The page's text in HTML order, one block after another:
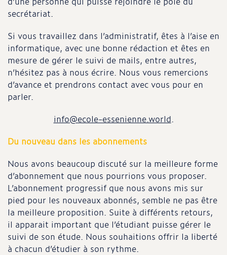
secrétariat.
Si vous travaillez dans l’administratif, êtes à l’aise en
informatique, avec une bonne rédaction et êtes en
mesure de gérer le suivi de mails, entre autres,
n’hésitez pas à nous écrire. Nous vous remercions
d’avance et prendrons contact avec vous pour en
parler.
info@ecole-essenienne.world.
Du nouveau dans les abonnements
Nous avons beaucoup discuté sur la meilleure forme
d’abonnement que nous pourrions vous proposer.
L’abonnement progressif que nous avons mis sur
pied pour les nouveaux abonnés, semble ne pas être
la meilleure proposition. Suite à différents retours,
il apparait important que l’étudiant puisse gérer le
suivi de son étude. Nous souhaitions offrir la liberté
à chacun d’étudier à son rythme.